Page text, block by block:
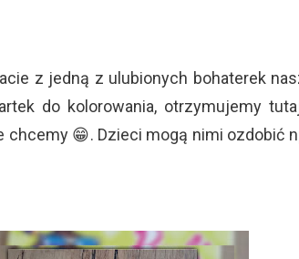
z jedną z ulubionych bohaterek
do kolorowania, otrzymujemy
😁. Dzieci mogą nimi ozdobić